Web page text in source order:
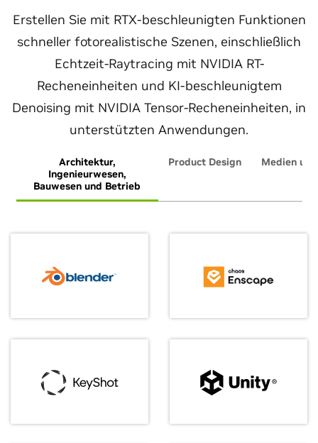
Erstellen Sie mit RTX-beschleunigten Funktionen
schneller fotorealistische Szenen, einschließlich
Echtzeit-Raytracing mit NVIDIA RT-
Recheneinheiten und KI-beschleunigtem
Denoising mit NVIDIA Tensor-Recheneinheiten, in
unterstützten Anwendungen.
Architektur,
Ingenieurwesen,
Bauwesen und Betrieb
Product Design Medien